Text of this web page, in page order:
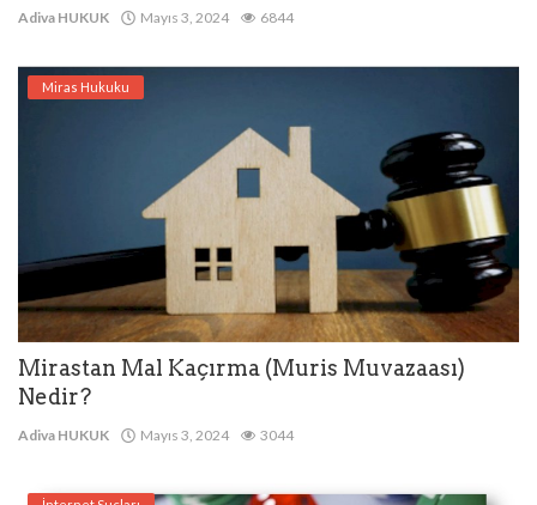
Adiva HUKUK Mayıs 3, 2024 6844
Miras Hukuku
Mirastan Mal Kaçırma (Muris Muvazaası)
Nedir?
Adiva HUKUK Mayıs 3, 2024 3044